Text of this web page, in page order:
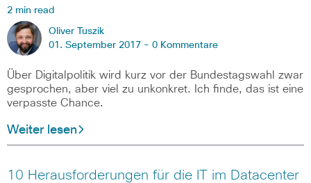
2 min read
Oliver Tuszik
01. September 2017 - 0 Kommentare
Über Digitalpolitik wird kurz vor der Bundestagswahl zwar
gesprochen, aber viel zu unkonkret. Ich finde, das ist eine
verpasste Chance.
Weiter lesen
10 Herausforderungen für die IT im Datacenter